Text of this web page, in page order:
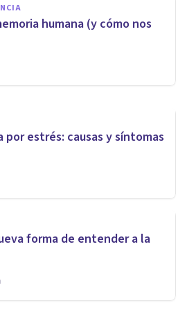
humana (y cómo nos
fallos de la
por estrés: causas y síntomas
forma de entender a la